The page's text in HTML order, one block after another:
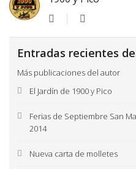
Entradas recientes
Más publicaciones del autor
El Jardín de 1900 y Pico
Ferias de Septiembre San
2014
Nueva carta de molletes